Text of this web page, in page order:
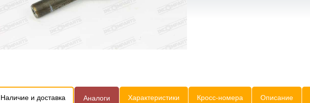
Наличие и доставка Аналоги Характеристики Кросс-номера Описание